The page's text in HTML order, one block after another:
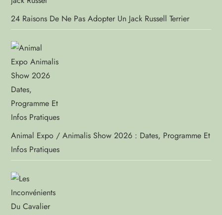
24 Raisons De Ne Pas Adopter Un Jack Russell Terrier
Animal Expo / Animalis Show 2026 : Dates, Programme Et
Infos Pratiques